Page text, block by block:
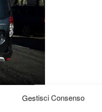
Gestisci Consenso